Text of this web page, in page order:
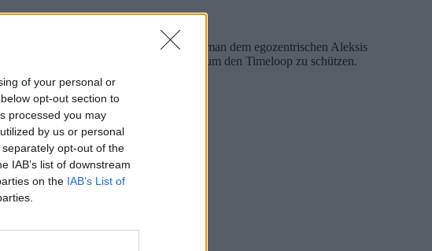
of your personal or
opt-out section to
processed you may
by us or personal
opt-out of the
IAB’s list of downstream
on the IAB’s List of
in eine der vielen Möglichkeiten, wie man dem egozentrischen Aleksis
setzt seinem regen Treiben ein Ende, um den Timeloop zu schützen.